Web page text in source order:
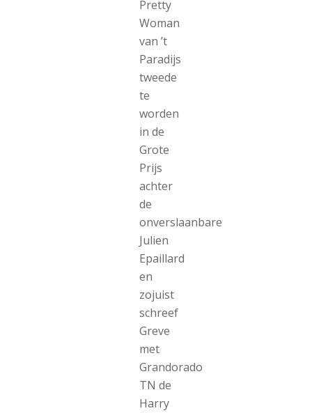
Pretty
Woman
van ’t
Paradijs
tweede
te
worden
in de
Grote
Prijs
achter
de
onverslaanbare
Julien
Epaillard
en
zojuist
schreef
Greve
met
Grandorado
TN de
Harry